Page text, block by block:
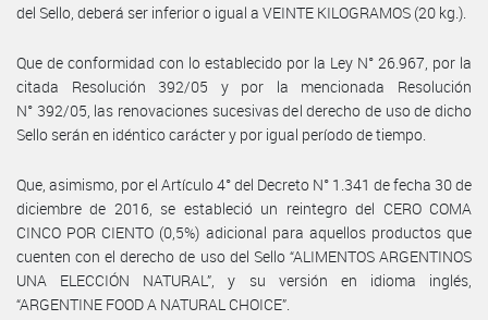
del Sello, deberá ser inferior o igual a VEINTE KILOGRAMOS (20 kg.).
Que de conformidad con lo establecido por la Ley N° 26.967, por la
citada Resolución 392/05 y por la mencionada Resolución
N° 392/05, las renovaciones sucesivas del derecho de uso de dicho
Sello serán en idéntico carácter y por igual período de tiempo.
Que, asimismo, por el Artículo 4° del Decreto N° 1.341 de fecha 30 de
diciembre de 2016, se estableció un reintegro del CERO COMA
CINCO POR CIENTO (0,5%) adicional para aquellos productos que
cuenten con el derecho de uso del Sello “ALIMENTOS ARGENTINOS
UNA ELECCIÓN NATURAL”, y su versión en idioma inglés,
“ARGENTINE FOOD A NATURAL CHOICE”.